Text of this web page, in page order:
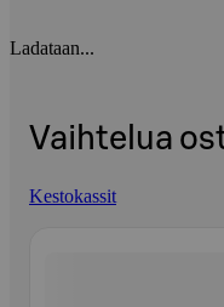
Ladataan...
Vaihtelua
Kestokassit